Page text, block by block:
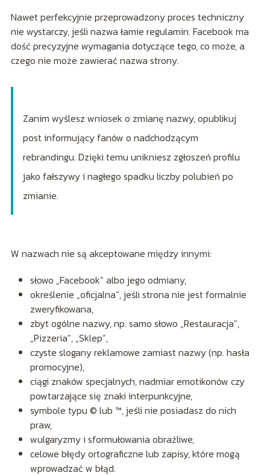
Nawet perfekcyjnie przeprowadzony proces techniczny
nie wystarczy, jeśli nazwa łamie regulamin. Facebook ma
dość precyzyjne wymagania dotyczące tego, co może, a
czego nie może zawierać nazwa strony.
Zanim wyślesz wniosek o zmianę nazwy, opublikuj
post informujący fanów o nadchodzącym
rebrandingu. Dzięki temu unikniesz zgłoszeń profilu
jako fałszywy i nagłego spadku liczby polubień po
zmianie.
W nazwach nie są akceptowane między innymi:
słowo „Facebook” albo jego odmiany,
określenie „oficjalna”, jeśli strona nie jest formalnie
zweryfikowana,
zbyt ogólne nazwy, np. samo słowo „Restauracja”,
„Pizzeria”, „Sklep”,
czyste slogany reklamowe zamiast nazwy (np. hasła
promocyjne),
ciągi znaków specjalnych, nadmiar emotikonów czy
powtarzające się znaki interpunkcyjne,
symbole typu © lub ™, jeśli nie posiadasz do nich
praw,
wulgaryzmy i sformułowania obraźliwe,
celowe błędy ortograficzne lub zapisy, które mogą
wprowadzać w błąd.